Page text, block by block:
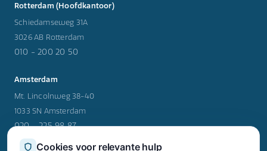
Rotterdam (Hoofdkantoor)
Schiedamseweg 31A
3026 AB Rotterdam
010 - 200 20 50
Amsterdam
Mt. Lincolnweg 38-40
1033 SN Amsterdam
020 - 225 98 87
Cookies voor relevante hulp